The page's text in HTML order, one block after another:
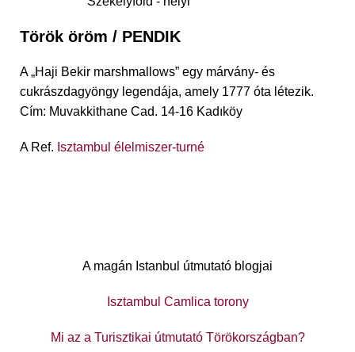
Török öröm / PENDIK
A „Haji Bekir marshmallows” egy márvány- és
cukrászdagyöngy legendája, amely 1777 óta létezik.
Cím: Muvakkithane Cad. 14-16 Kadıköy
A Ref. Isztambul élelmiszer-turné
A magán Istanbul útmutató blogjai
Isztambul Camlica torony
Mi az a Turisztikai útmutató Törökországban?